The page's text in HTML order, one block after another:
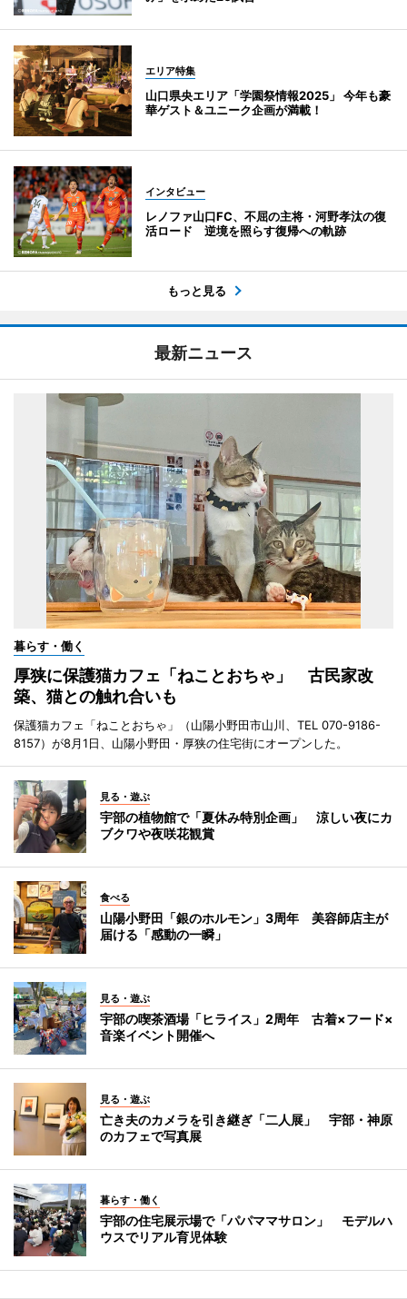
エリア特集
山口県央エリア「学園祭情報2025」 今年も豪
華ゲスト＆ユニーク企画が満載！
インタビュー
レノファ山口FC、不屈の主将・河野孝汰の復
活ロード 逆境を照らす復帰への軌跡
もっと見る
最新ニュース
暮らす・働く
厚狭に保護猫カフェ「ねことおちゃ」 古民家改
築、猫との触れ合いも
保護猫カフェ「ねことおちゃ」（山陽小野田市山川、TEL 070-9186-
8157）が8月1日、山陽小野田・厚狭の住宅街にオープンした。
見る・遊ぶ
宇部の植物館で「夏休み特別企画」 涼しい夜にカ
ブクワや夜咲花観賞
食べる
山陽小野田「銀のホルモン」3周年 美容師店主が
届ける「感動の一瞬」
見る・遊ぶ
宇部の喫茶酒場「ヒライス」2周年 古着×フード×
音楽イベント開催へ
見る・遊ぶ
亡き夫のカメラを引き継ぎ「二人展」 宇部・神原
のカフェで写真展
暮らす・働く
宇部の住宅展示場で「パパママサロン」 モデルハ
ウスでリアル育児体験